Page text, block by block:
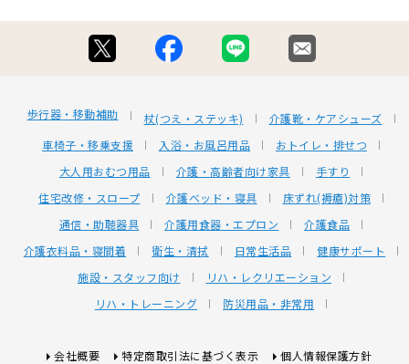
歩行器・移動補助 杖(つえ・ステッキ)
介護靴・ケアシューズ
車椅子・移乗支援
入浴・お風呂用品
おトイレ・排せつ
大人用おむつ用品
介護・高齢者向け家具
手すり
住宅改修・スロープ
介護ベッド・寝具
床ずれ(褥瘡)対策
通信・助聴器具
介護用食器・エプロン
介護食品
介護衣料品・寝間着
衛生・清拭 日常生活品
健康サポート
施設・スタッフ向け
リハ・レクリエーション
リハ・トレーニング
防災用品・非常用
会社概要 特定商取引法に基づく表示 個人情報保護方針